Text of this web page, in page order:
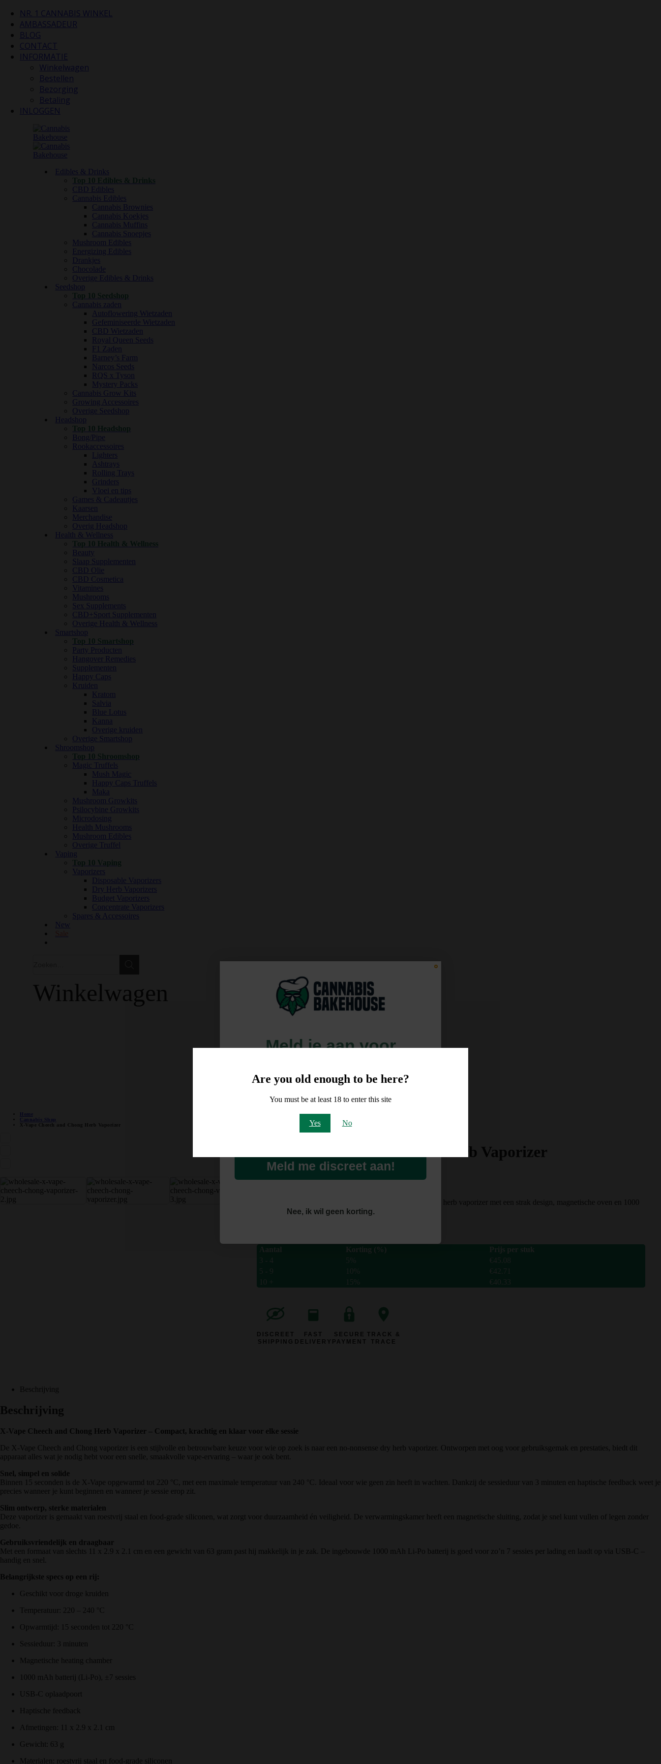
Are you old enough to be here?
You must be at least 18 to enter this site
Yes No
NR. 1 CANNABIS WINKEL
AMBASSADEUR
BLOG
CONTACT
INFORMATIE
Winkelwagen
Bestellen
Bezorging
Betaling
INLOGGEN
Edibles & Drinks
Top 10 Edibles & Drinks
CBD Edibles
Cannabis Edibles
Cannabis Brownies
Cannabis Koekjes
Cannabis Muffins
Cannabis Snoepjes
Mushroom Edibles
Energizing Edibles
Drankjes
Chocolade
Overige Edibles & Drinks
Seedshop
Top 10 Seedshop
Cannabis zaden
Autoflowering Wietzaden
Gefeminiseerde Wietzaden
CBD Wietzaden
Royal Queen Seeds
F1 Zaden
Barney’s Farm
Narcos Seeds
RQS x Tyson
Mystery Packs
Cannabis Grow Kits
Growing Accessoires
Overige Seedshop
Headshop
Top 10 Headshop
Bong/Pipe
Rookaccessoires
Lighters
Ashtrays
Rolling Trays
Grinders
Vloei en tips
Games & Cadeautjes
Kaarsen
Merchandise
Overig Headshop
Health & Wellness
Top 10 Health & Wellness
Beauty
Slaap Supplementen
CBD Olie
CBD Cosmetica
Vitamines
Mushrooms
Sex Supplements
CBD+Sport Supplementen
Overige Health & Wellness
Smartshop
Top 10 Smartshop
Party Producten
Hangover Remedies
Supplementen
Happy Caps
Kruiden
Kratom
Salvia
Blue Lotus
Kanna
Overige kruiden
Overige Smartshop
Shroomshop
Top 10 Shroomshop
Magic Truffels
Mush Magic
Happy Caps Truffels
Maka
Mushroom Growkits
Psilocybine Growkits
Microdosing
Health Mushrooms
Mushroom Edibles
Overige Truffel
Vaping
Top 10 Vaping
Vaporizers
Disposable Vaporizers
Dry Herb Vaporizers
Budget Vaporizers
Concentrate Vaporizers
Spares & Accessoires
New
Winkelwagen
Home
Cannabis Shop
X-Vape Cheech and Chong Herb Vaporizer
X-Vape Cheech and Chong Herb Vaporizer
€47.45
De X-Vape Cheech & Chong is een compacte en snelle dry herb vaporizer met een strak design, magnetische oven en 1000
mAh batterij. Perfect voor onderweg of thuis
Aantal
Korting (%)
Prijs per stuk
3 - 4
5% € 45.08
5 - 9
10% € 42.71
10 +
15% € 40.33
DISCREET
SHIPPING
FAST
DELIVERY
SECURE
PAYMENT
TRACK &
TRACE
Beschrijving
Beschrijving
X-Vape Cheech and Chong Herb Vaporizer – Compact, krachtig en klaar voor elke sessie
De X-Vape Cheech and Chong vaporizer is een stijlvolle en betrouwbare keuze voor wie op zoek is naar een no-nonsense dry herb vaporizer. Ontworpen met oog voor gebruiksgemak en prestaties, biedt dit
apparaat alles wat je nodig hebt voor een snelle, smaakvolle vape-ervaring – waar je ook bent.
Snel, simpel en solide
Binnen 15 seconden is de X-Vape opgewarmd tot 220 °C, met een maximale temperatuur van 240 °C. Ideaal voor wie geen zin heeft in wachten. Dankzij de sessieduur van 3 minuten en haptische feedback weet je
precies wanneer je kunt beginnen en wanneer je sessie erop zit.
Slim ontwerp, sterke materialen
Deze vaporizer is gemaakt van roestvrij staal en food-grade siliconen, wat zorgt voor duurzaamheid én veiligheid. De verwarmingskamer heeft een magnetische sluiting, zodat je snel kunt vullen of legen zonder
gedoe.
Gebruiksvriendelijk en draagbaar
Met een formaat van slechts 11 x 2.9 x 2.1 cm en een gewicht van 63 gram past hij makkelijk in je zak. De ingebouwde 1000 mAh Li-Po batterij is goed voor zo’n 7 sessies per lading en laadt op via USB-C –
handig en snel.
Belangrijkste specs op een rij:
Geschikt voor droge kruiden
Temperatuur: 220 – 240 °C
Opwarmtijd: 15 seconden tot 220 °C
Sessieduur: 3 minuten
Magnetische heating chamber
1000 mAh batterij (Li-Po), ±7 sessies
USB-C oplaadpoort
Haptische feedback
Afmetingen: 11 x 2.9 x 2.1 cm
Gewicht: 63 g
Materialen: roestvrij staal en food-grade siliconen
Meld je aan voor
10% korting
op je order!
Meld me discreet aan!
Nee, ik wil geen korting.